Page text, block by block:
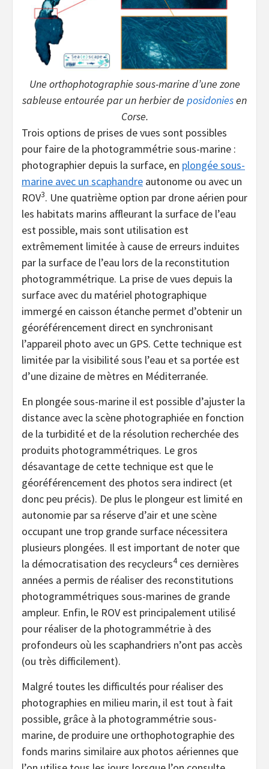
Une orthophotographie sous-marine d’une zone
sableuse entourée par un herbier de posidoniesen
Corse.
Trois options de prises de vues sont possibles
pour faire de la photogrammétrie sous-marine :
photographier depuis la surface, en plongée sous-
marine avec un scaphandre autonome ou avec un
ROV3. Une quatrième option par drone aérien pour
les habitats marins affleurant la surface de l’eau
est possible, mais sont utilisation est
extrêmement limitée à cause de erreurs induites
par la surface de l’eau lors de la reconstitution
photogrammétrique. La prise de vues depuis la
surface avec du matériel photographique
immergé en caisson étanche permet d’obtenir un
géoréférencement direct en synchronisant
l’appareil photo avec un GPS. Cette technique est
limitée par la visibilité sous l’eau et sa portée est
d’une dizaine de mètres en Méditerranée.
En plongée sous-marine il est possible d’ajuster la
distance avec la scène photographiée en fonction
de la turbidité et de la résolution recherchée des
produits photogrammétriques. Le gros
désavantage de cette technique est que le
géoréférencement des photos sera indirect (et
donc peu précis). De plus le plongeur est limité en
autonomie par sa réserve d’air et une scène
occupant une trop grande surface nécessitera
plusieurs plongées. Il est important de noter que
la démocratisation des recycleurs4ces dernières
années a permis de réaliser des reconstitutions
photogrammétriques sous-marines de grande
ampleur. Enfin, le ROV est principalement utilisé
pour réaliser de la photogrammétrie à des
profondeurs où les scaphandriers n’ont pas accès
(ou très difficilement).
Malgré toutes les difficultés pour réaliser des
photographies en milieu marin, il est tout à fait
possible, grâce à la photogrammétrie sous-
marine, de produire une orthophotographie des
fonds marins similaire aux photos aériennes que